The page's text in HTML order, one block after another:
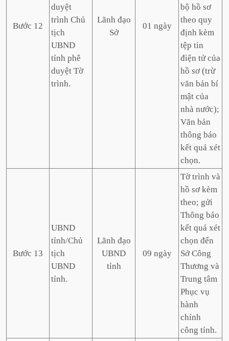
Bước 12
duyệt
trình Chủ
tịch
UBND
tỉnh phê
duyệt Tờ
trình.
Lãnh đạo
Sở
01 ngày
bộ hồ sơ
theo quy
định kèm
tệp tin
điện tử của
hồ sơ (trừ
văn bản bí
mật của
nhà nước);
Văn bản
thông báo
kết quả xét
chọn.
Bước 13
UBND
tỉnh/Chủ
tịch
UBND
tỉnh.
Lãnh đạo
UBND
tỉnh
09 ngày
Tờ trình và
hồ sơ kèm
theo; gửi
Thông báo
kết quả xét
chọn đến
Sở Công
Thương và
Trung tâm
Phục vụ
hành
chính
công tỉnh.